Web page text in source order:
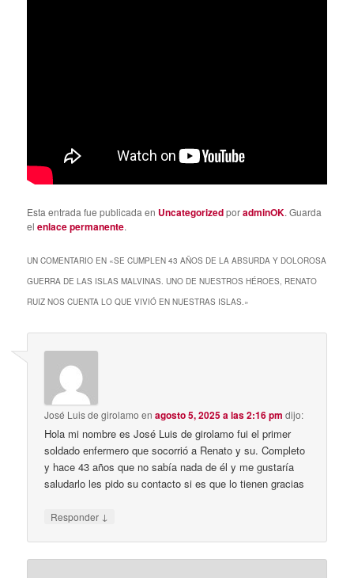
Esta entrada fue publicada en UncategorizedporadminOK. Guarda
elenlace permanente.
UN COMENTARIO EN «SE CUMPLEN 43 AÑOS DE LA ABSURDA Y DOLOROSA
GUERRA DE LAS ISLAS MALVINAS. UNO DE NUESTROS HÉROES, RENATO
RUIZ NOS CUENTA LO QUE VIVIÓ EN NUESTRAS ISLAS.»
José Luis de girolamo enagosto 5, 2025 a las 2:16 pm dijo:
Hola mi nombre es José Luis de girolamo fui el primer
soldado enfermero que socorrió a Renato y su. Completo
y hace 43 años que no sabía nada de él y me gustaría
saludarlo les pido su contacto si es que lo tienen gracias
Responder ↓